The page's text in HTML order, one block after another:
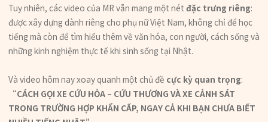
Tuy nhiên, các video của MR vẫn mang một nét đặc trưng riêng:
được xây dựng dành riêng cho phụ nữ Việt Nam, không chỉ để học
tiếng mà còn để tìm hiểu thêm về văn hóa, con người, cách sống và
những kinh nghiệm thực tế khi sinh sống tại Nhật.
Và video hôm nay xoay quanh một chủ đề cực kỳ quan trọng:
“CÁCH GỌI XE CỨU HỎA – CỨU THƯƠNG VÀ XE CẢNH SÁT
TRONG TRƯỜNG HỢP KHẨN CẤP, NGAY CẢ KHI BẠN CHƯA BIẾT